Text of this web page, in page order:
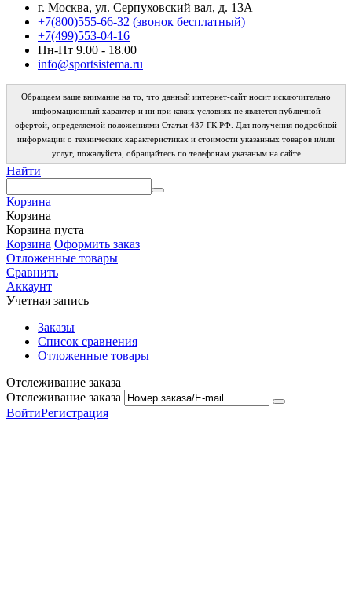
г. Москва, ул. Серпуховский вал, д. 13А
+7(800)555-66-32 (звонок бесплатный)
+7(499)553-04-16
Пн-Пт 9.00 - 18.00
info@sportsistema.ru
Обращаем ваше внимание на то, что данный интернет-сайт носит исключительно
информационный характер и ни при каких условиях не является публичной
офертой, определяемой положениями Статьи 437 ГК РФ. Для получения подробной
информации о технических характеристиках и стоимости указанных товаров и/или
услуг, пожалуйста, обращайтесь по телефонам указаным на сайте
Найти
Корзина
Корзина
Корзина пуста
Корзина Оформить заказ
Отложенные товары
Сравнить
Аккаунт
Учетная запись
Заказы
Список сравнения
Отложенные товары
Отслеживание заказа
Отслеживание заказа
ВойтиРегистрация